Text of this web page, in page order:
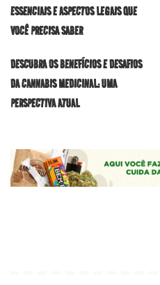
ESSENCIAIS E ASPECTOS LEGAIS QUE
VOCÊ PRECISA SABER
DESCUBRA OS BENEFÍCIOS E DESAFIOS
DA CANNABIS MEDICINAL: UMA
PERSPECTIVA ATUAL